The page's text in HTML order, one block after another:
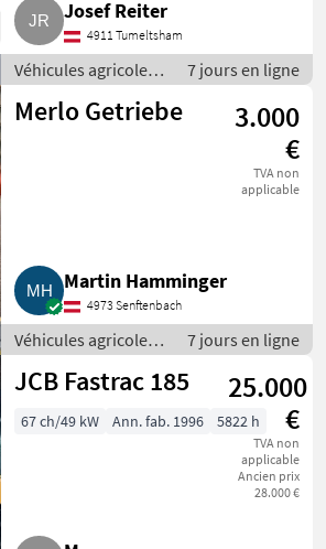
Josef Reiter
4911 Tumeltsham
Véhicules agricoles
à moteur /
Chargeurs de ferme
7 jours en ligne
Merlo Getriebe
3.000
€
TVA non
applicable
Martin Hamminger
4973 Senftenbach
Véhicules agricoles
à moteur /
Chargeurs de ferme
7 jours en ligne
JCB Fastrac 185
25.000
€
TVA non
applicable
Ancien prix
28.000 €
67 ch/49 kW Ann. fab. 1996 5822 h